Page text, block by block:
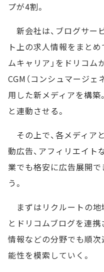
プが4割。
新会社は、ブログサー
ト上の求人情報をまと
ムキャリア」をドリコム
CGM（コンシュマージェ
用した新メディアを構
と連動させる。
その上で、各メディア
動広告、アフィリエイト
業でも格安に広告展開
う。
まずはリクルートの地
とドリコムブログを連携
情報などの分野でも順次
能性を模索していく。